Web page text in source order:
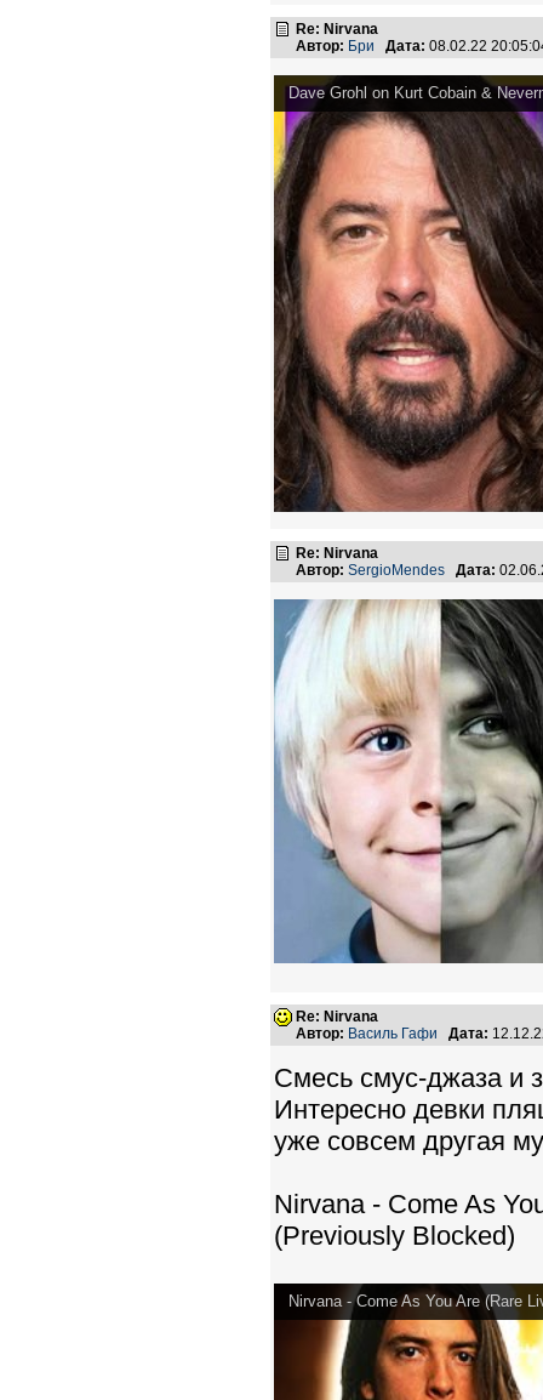
Re: Nirvana
Автор: Бри Дата: 08.02.22
Dave Grohl on Kurt Cobain &
Re: Nirvana
Автор: SergioMendes Дата:
Re: Nirvana
Автор: Василь Гафи Дата:
Смесь смус-джаза и
Интересно девки
уже совсем другая
Nirvana - Come As
(Previously Blocked)
Nirvana - Come As You Are (Rare